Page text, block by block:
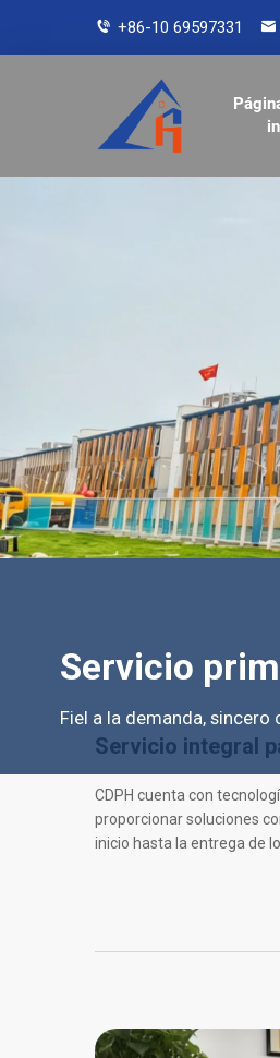
+86-10 69597331
Servicio
Fiel a la demanda,
Servicio integral
CDPH cuenta con
proporcionar soluciones
inicio hasta la entrega de